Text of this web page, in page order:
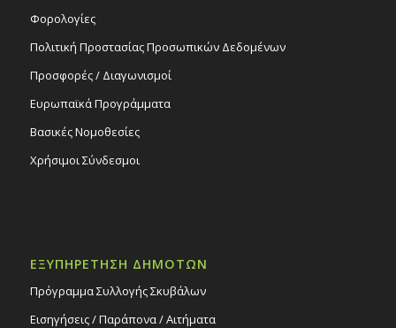
Φορολογίες
Πολιτική Προστασίας Προσωπικών Δεδομένων
Προσφορές / Διαγωνισμοί
Ευρωπαϊκά Προγράμματα
Βασικές Νομοθεσίες
Χρήσιμοι Σύνδεσμοι
ΕΞΥΠΗΡΕΤΗΣΗ ΔΗΜΟΤΩΝ
Πρόγραμμα Συλλογής Σκυβάλων
Εισηγήσεις / Παράπονα / Αιτήματα